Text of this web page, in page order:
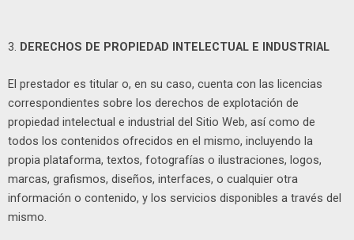
3. DERECHOS DE PROPIEDAD INTELECTUAL E INDUSTRIAL
El prestador es titular o, en su caso, cuenta con las licencias
correspondientes sobre los derechos de explotación de
propiedad intelectual e industrial del Sitio Web, así como de
todos los contenidos ofrecidos en el mismo, incluyendo la
propia plataforma, textos, fotografías o ilustraciones, logos,
marcas, grafismos, diseños, interfaces, o cualquier otra
información o contenido, y los servicios disponibles a través del
mismo.